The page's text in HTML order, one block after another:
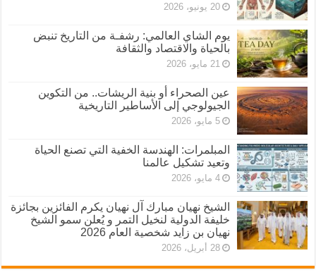
20 يونيو، 2026
يوم الشاي العالمي: رشفـة من التاريخ تنبض
بالحياة والاقتصاد والثقافة
21 مايو، 2026
عين الصحراء أو بنية الريشات.. من التكوين
الجيولوجي إلى الأساطير التاريخية
5 مايو، 2026
المبلمرات: الهندسة الخفية التي تصنع الحياة
وتعيد تشكيل عالمنا
4 مايو، 2026
الشيخ نهيان مبارك آل نهيان يكرم الفائزين بجائزة
خليفة الدولية لنخيل التمر و يُعلن سمو الشيخ
نهيان بن زايد شخصية العام 2026
28 أبريل، 2026